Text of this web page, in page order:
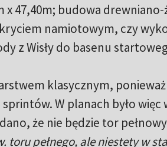
x 47,40m; budowa
namiotowym, czy
z Wisły do basenu
klasycznym,
W planach było
że nie będzie tor
toru pełnego, ale niestety w